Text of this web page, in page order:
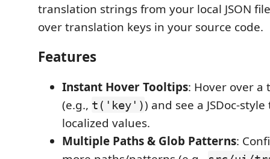
translation strings from your local JSON
over translation keys in your source code.
Features
Instant Hover Tooltips: Hover over a
(e.g., t('key')) and see a JSDoc-
localized values.
Multiple Paths & Glob Patterns: